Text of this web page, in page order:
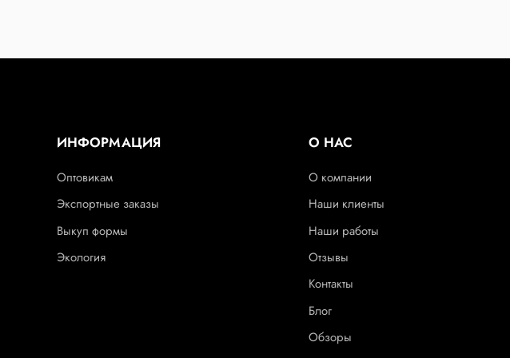
ИНФОРМАЦИЯ
Оптовикам
Экспортные заказы
Выкуп формы
Экология
О НАС
О компании
Наши клиенты
Наши работы
Отзывы
Контакты
Блог
Обзоры